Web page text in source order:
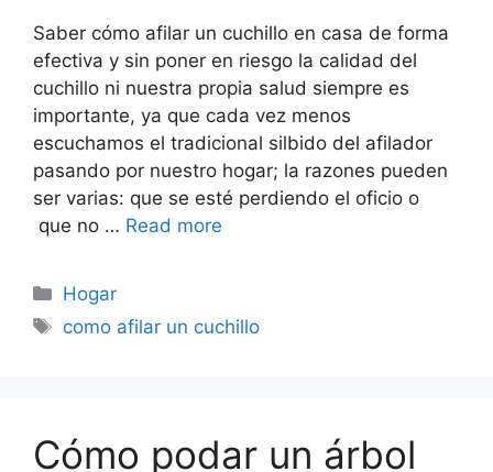
Saber cómo afilar un cuchillo en casa de forma
efectiva y sin poner en riesgo la calidad del
cuchillo ni nuestra propia salud siempre es
importante, ya que cada vez menos
escuchamos el tradicional silbido del afilador
pasando por nuestro hogar; la razones pueden
ser varias: que se esté perdiendo el oficio o
que no … Read more
Categorías
Hogar
Etiquetas
como afilar un cuchillo
Cómo podar un árbol